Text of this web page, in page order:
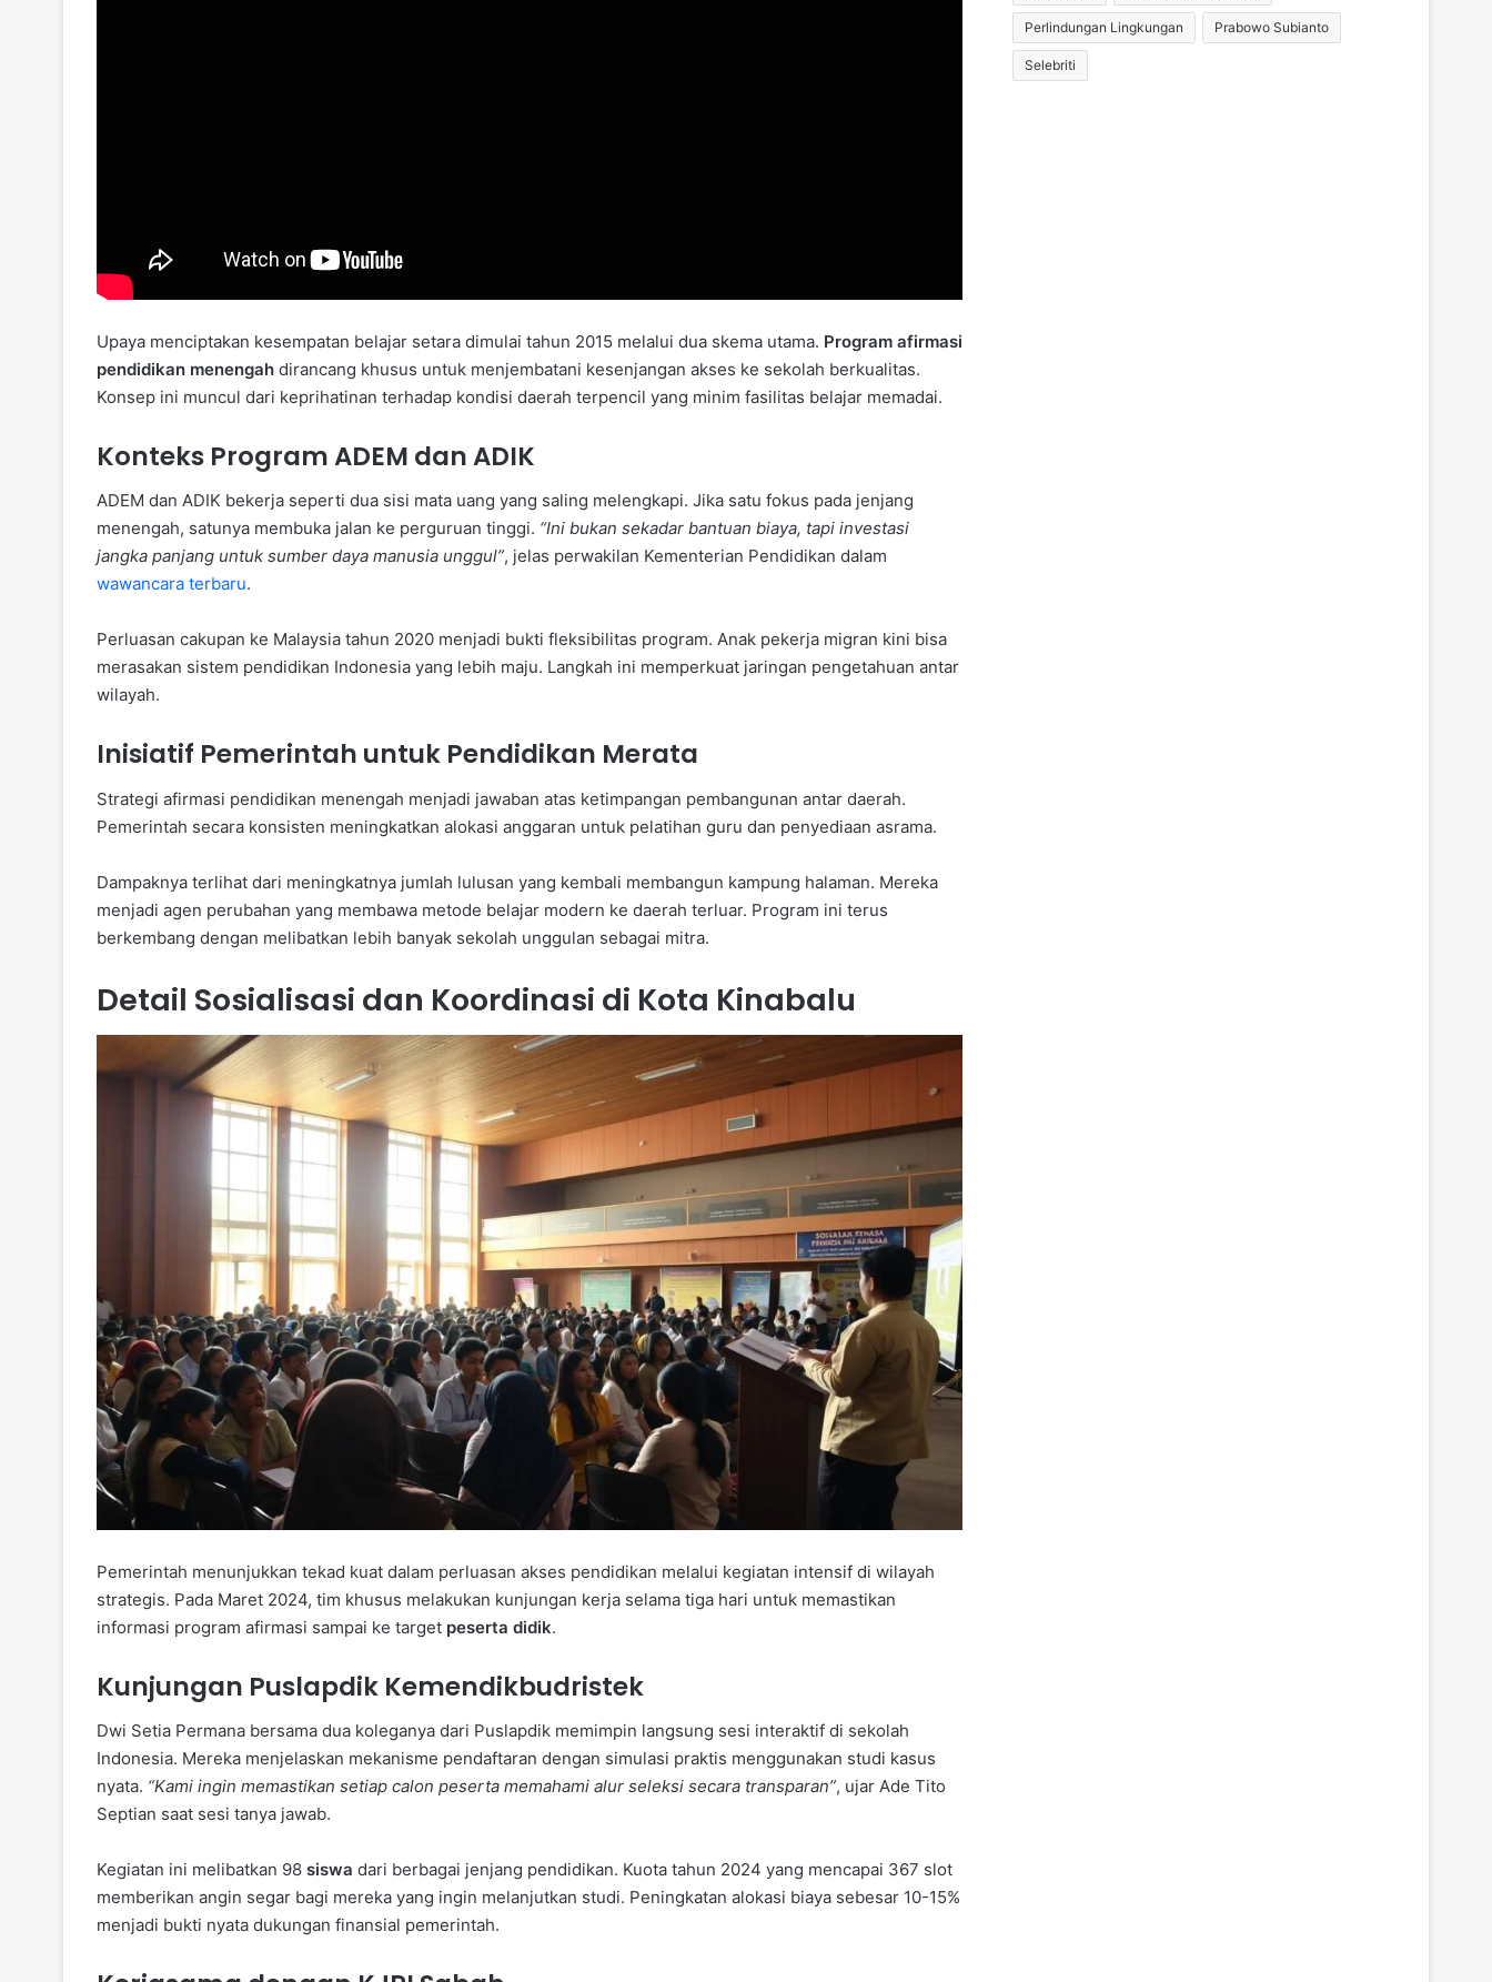
Upaya menciptakan kesempatan belajar setara dimulai tahun 2015 melalui dua skema utama. Program afirmasi
pendidikan menengah dirancang khusus untuk menjembatani kesenjangan akses ke sekolah berkualitas.
Konsep ini muncul dari keprihatinan terhadap kondisi daerah terpencil yang minim fasilitas belajar memadai.
Konteks Program ADEM dan ADIK
ADEM dan ADIK bekerja seperti dua sisi mata uang yang saling melengkapi. Jika satu fokus pada jenjang
menengah, satunya membuka jalan ke perguruan tinggi. “Ini bukan sekadar bantuan biaya, tapi investasi
jangka panjang untuk sumber daya manusia unggul”, jelas perwakilan Kementerian Pendidikan dalam
wawancara terbaru.
Perluasan cakupan ke Malaysia tahun 2020 menjadi bukti fleksibilitas program. Anak pekerja migran kini bisa
merasakan sistem pendidikan Indonesia yang lebih maju. Langkah ini memperkuat jaringan pengetahuan antar
wilayah.
Inisiatif Pemerintah untuk Pendidikan Merata
Strategi afirmasi pendidikan menengah menjadi jawaban atas ketimpangan pembangunan antar daerah.
Pemerintah secara konsisten meningkatkan alokasi anggaran untuk pelatihan guru dan penyediaan asrama.
Dampaknya terlihat dari meningkatnya jumlah lulusan yang kembali membangun kampung halaman. Mereka
menjadi agen perubahan yang membawa metode belajar modern ke daerah terluar. Program ini terus
berkembang dengan melibatkan lebih banyak sekolah unggulan sebagai mitra.
Detail Sosialisasi dan Koordinasi di Kota Kinabalu
Pemerintah menunjukkan tekad kuat dalam perluasan akses pendidikan melalui kegiatan intensif di wilayah
strategis. Pada Maret 2024, tim khusus melakukan kunjungan kerja selama tiga hari untuk memastikan
informasi program afirmasi sampai ke target peserta didik.
Kunjungan Puslapdik Kemendikbudristek
Dwi Setia Permana bersama dua koleganya dari Puslapdik memimpin langsung sesi interaktif di sekolah
Indonesia. Mereka menjelaskan mekanisme pendaftaran dengan simulasi praktis menggunakan studi kasus
nyata. “Kami ingin memastikan setiap calon peserta memahami alur seleksi secara transparan”, ujar Ade Tito
Septian saat sesi tanya jawab.
Kegiatan ini melibatkan 98 siswa dari berbagai jenjang pendidikan. Kuota tahun 2024 yang mencapai 367 slot
memberikan angin segar bagi mereka yang ingin melanjutkan studi. Peningkatan alokasi biaya sebesar 10-15%
menjadi bukti nyata dukungan finansial pemerintah.
Perlindungan Lingkungan Prabowo Subianto
Selebriti